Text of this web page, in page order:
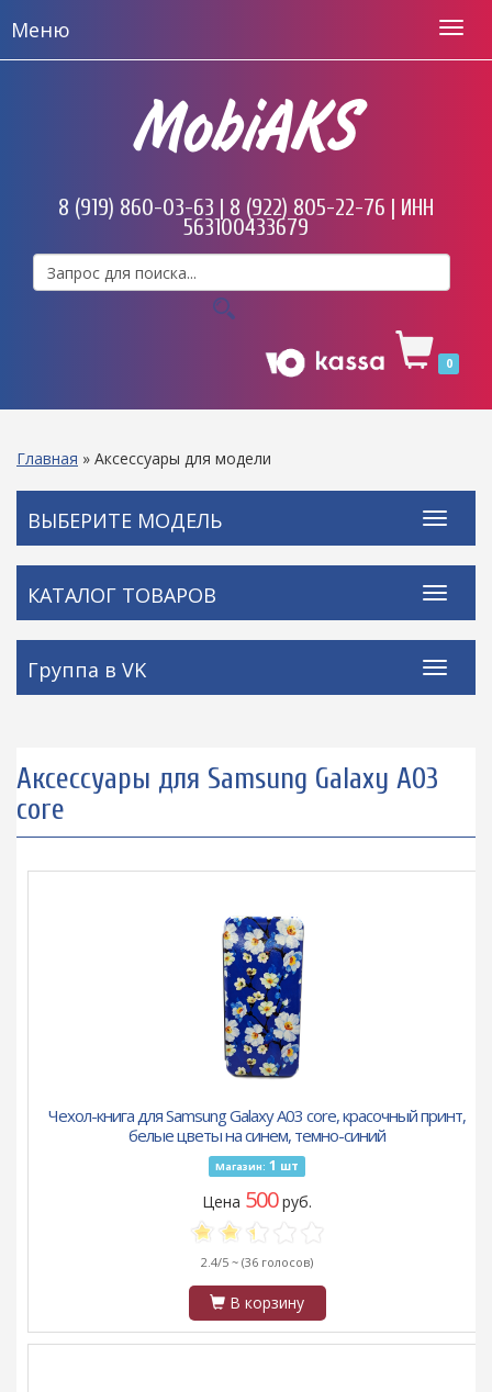
Меню
MobiAKS
8 (919) 860-03-63 | 8 (922) 805-22-76 | ИНН
563100433679
0
Главная » Аксессуары для модели
ВЫБЕРИТЕ МОДЕЛЬ
КАТАЛОГ ТОВАРОВ
Группа в VK
Аксессуары для Samsung Galaxy A03
core
Чехол-книга для Samsung Galaxy A03 core, красочный принт,
белые цветы на синем, темно-синий
Магазин: 1 шт
Цена 500руб.
2.4/5 ~ (36 голосов)
В корзину